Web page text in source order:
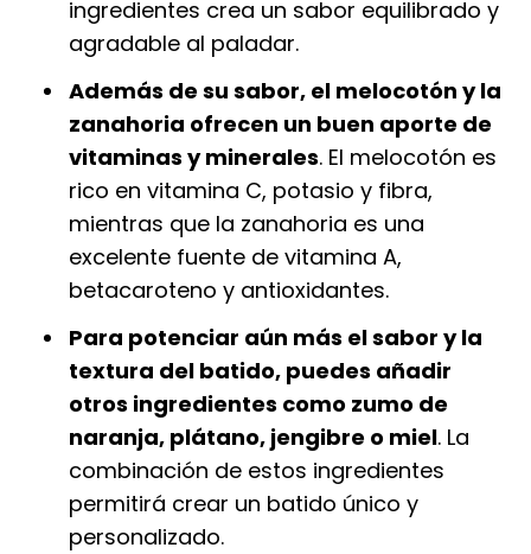
ingredientes crea un sabor equilibrado y
agradable al paladar.
Además de su sabor, el melocotón y la
zanahoria ofrecen un buen aporte de
vitaminas y minerales. El melocotón es
rico en vitamina C, potasio y fibra,
mientras que la zanahoria es una
excelente fuente de vitamina A,
betacaroteno y antioxidantes.
Para potenciar aún más el sabor y la
textura del batido, puedes añadir
otros ingredientes como zumo de
naranja, plátano, jengibre o miel. La
combinación de estos ingredientes
permitirá crear un batido único y
personalizado.